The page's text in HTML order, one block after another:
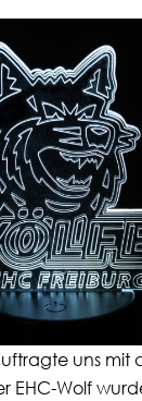
uns mit
EHC-Wolf